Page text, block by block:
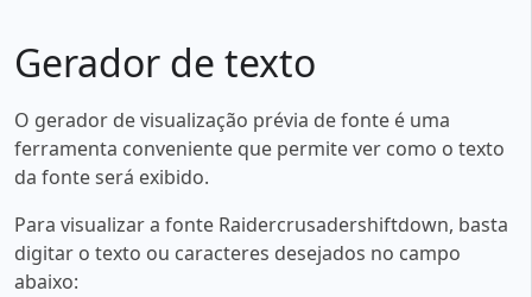
Gerador de texto
O gerador de visualização prévia de fonte é uma
ferramenta conveniente que permite ver como o texto
da fonte será exibido.
Para visualizar a fonte Raidercrusadershiftdown, basta
digitar o texto ou caracteres desejados no campo
abaixo: